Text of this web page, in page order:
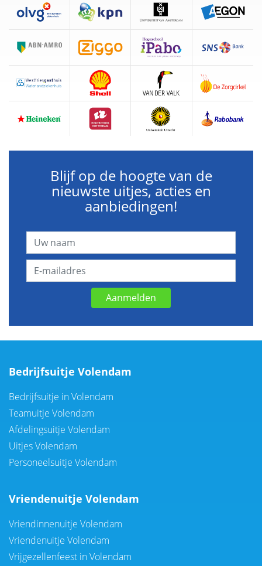
Blijf op de hoogte van de
nieuwste uitjes, acties en
aanbiedingen!
Aanmelden
Bedrijfsuitje Volendam
Bedrijfsuitje in Volendam
Teamuitje Volendam
Afdelingsuitje Volendam
Uitjes Volendam
Personeelsuitje Volendam
Vriendenuitje Volendam
Vriendinnenuitje Volendam
Vriendenuitje Volendam
Vrijgezellenfeest in Volendam